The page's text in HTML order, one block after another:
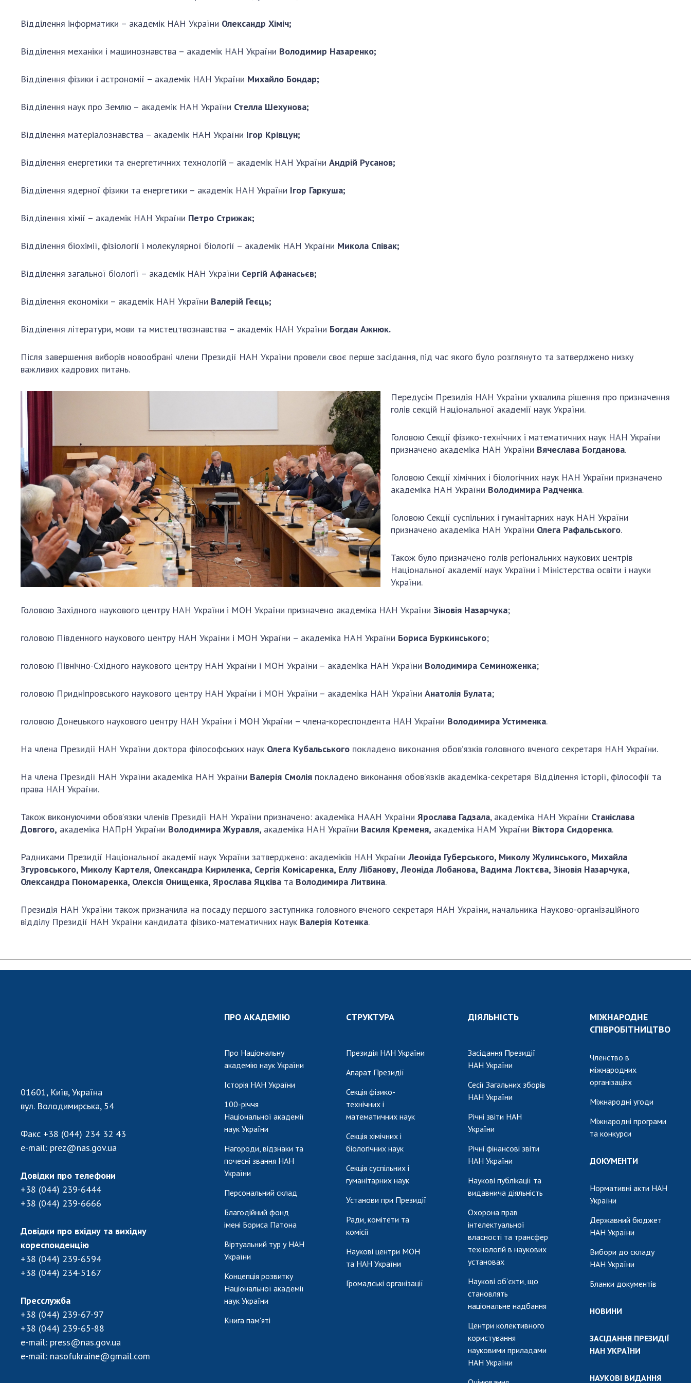
Відділення інформатики – академік НАН України Олександр Хіміч;
Відділення механіки і машинознавства – академік НАН України Володимир Назаренко;
Відділення фізики і астрономії – академік НАН України Михайло Бондар;
Відділення наук про Землю – академік НАН України Стелла Шехунова;
Відділення матеріалознавства – академік НАН України Ігор Крівцун;
Відділення енергетики та енергетичних технологій – академік НАН України Андрій Русанов;
Відділення ядерної фізики та енергетики – академік НАН України Ігор Гаркуша;
Відділення хімії – академік НАН України Петро Стрижак;
Відділення біохімії, фізіології і молекулярної біології – академік НАН України Микола Співак;
Відділення загальної біології – академік НАН України Сергій Афанасьєв;
Відділення економіки – академік НАН України Валерій Геєць;
Відділення літератури, мови та мистецтвознавства – академік НАН України Богдан Ажнюк.
Після завершення виборів новообрані члени Президії НАН України провели своє перше засідання, під час якого було розглянуто та затверджено низку
важливих кадрових питань.
Передусім Президія НАН України ухвалила рішення про призначення
голів секцій Національної академії наук України.
Головою Секції фізико-технічних і математичних наук НАН України
призначено академіка НАН України Вячеслава Богданова.
Головою Секції хімічних і біологічних наук НАН України призначено
академіка НАН України Володимира Радченка.
Головою Секції суспільних і гуманітарних наук НАН України
призначено академіка НАН України Олега Рафальського.
Також було призначено голів регіональних наукових центрів
Національної академії наук України і Міністерства освіти і науки
України.
Головою Західного наукового центру НАН України і МОН України призначено академіка НАН України Зіновія Назарчука;
головою Південного наукового центру НАН України і МОН України – академіка НАН України Бориса Буркинського;
головою Північно-Східного наукового центру НАН України і МОН України – академіка НАН України Володимира Семиноженка;
головою Придніпровського наукового центру НАН України і МОН України – академіка НАН України Анатолія Булата;
головою Донецького наукового центру НАН України і МОН України – члена-кореспондента НАН України Володимира Устименка.
На члена Президії НАН України доктора філософських наук Олега Кубальського покладено виконання обов’язків головного вченого секретаря НАН України.
На члена Президії НАН України академіка НАН України Валерія Смолія покладено виконання обов’язків академіка-секретаря Відділення історії, філософії та
права НАН України.
Також виконуючими обов’язки членів Президії НАН України призначено: академіка НААН України Ярослава Гадзала, академіка НАН України Станіслава
Довгого, академіка НАПрН України Володимира Журавля, академіка НАН України Василя Кременя, академіка НАМ України Віктора Сидоренка.
Радниками Президії Національної академії наук України затверджено: академіків НАН України Леоніда Губерського, Миколу Жулинського, Михайла
Згуровського, Миколу Картеля, Олександра Кириленка, Сергія Комісаренка, Еллу Лібанову, Леоніда Лобанова, Вадима Локтєва, Зіновія Назарчука,
Олександра Пономаренка, Олексія Онищенка, Ярослава Яцківа та Володимира Литвина.
Президія НАН України також призначила на посаду першого заступника головного вченого секретаря НАН України, начальника Науково-організаційного
відділу Президії НАН України кандидата фізико-математичних наук Валерія Котенка.
01601, Київ, Україна
вул. Володимирська, 54
Факс +38 (044) 234 32 43
e-mail: prez@nas.gov.ua
Довідки про телефони
+38 (044) 239-6444
+38 (044) 239-6666
Довідки про вхідну та вихідну
кореспонденцію
+38 (044) 239-6594
+38 (044) 234-5167
Пресслужба
+38 (044) 239-67-97
+38 (044) 239-65-88
e-mail: press@nas.gov.ua
e-mail: nasofukraine@gmail.com
ПРО АКАДЕМІЮ
Про Національну
академію наук України
Історія НАН України
100-річчя
Національної академії
наук України
Нагороди, відзнаки та
почесні звання НАН
України
Персональний склад
Благодійний фонд
імені Бориса Патона
Віртуальний тур у НАН
України
Концепція розвитку
Національної академії
наук України
Книга пам'яті
СТРУКТУРА
Президія НАН України
Апарат Президії
Секція фізико-
технічних і
математичних наук
Секція хімічних і
біологічних наук
Секція суспільних і
гуманітарних наук
Установи при Президії
Ради, комітети та
комісії
Наукові центри МОН
та НАН України
Громадські організації
ДІЯЛЬНІСТЬ
Засідання Президії
НАН України
Сесії Загальних зборів
НАН України
Річні звіти НАН
України
Річні фінансові звіти
НАН України
Наукові публікації та
видавнича діяльність
Охорона прав
інтелектуальної
власності та трансфер
технологій в наукових
установах
Наукові об'єкти, що
становлять
національне надбання
Центри колективного
користування
науковими приладами
НАН України
МІЖНАРОДНЕ
СПІВРОБІТНИЦТВО
Членство в
міжнародних
організаціях
Міжнародні угоди
Міжнародні програми
та конкурси
ДОКУМЕНТИ
Нормативні акти НАН
України
Державний бюджет
НАН України
Вибори до складу
НАН України
Бланки документів
НОВИНИ
ЗАСІДАННЯ ПРЕЗИДІЇ
НАН УКРАЇНИ
НАУКОВІ ВИДАННЯ